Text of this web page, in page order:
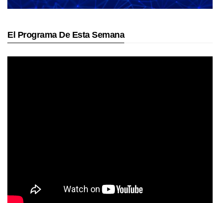
El Programa De Esta Semana